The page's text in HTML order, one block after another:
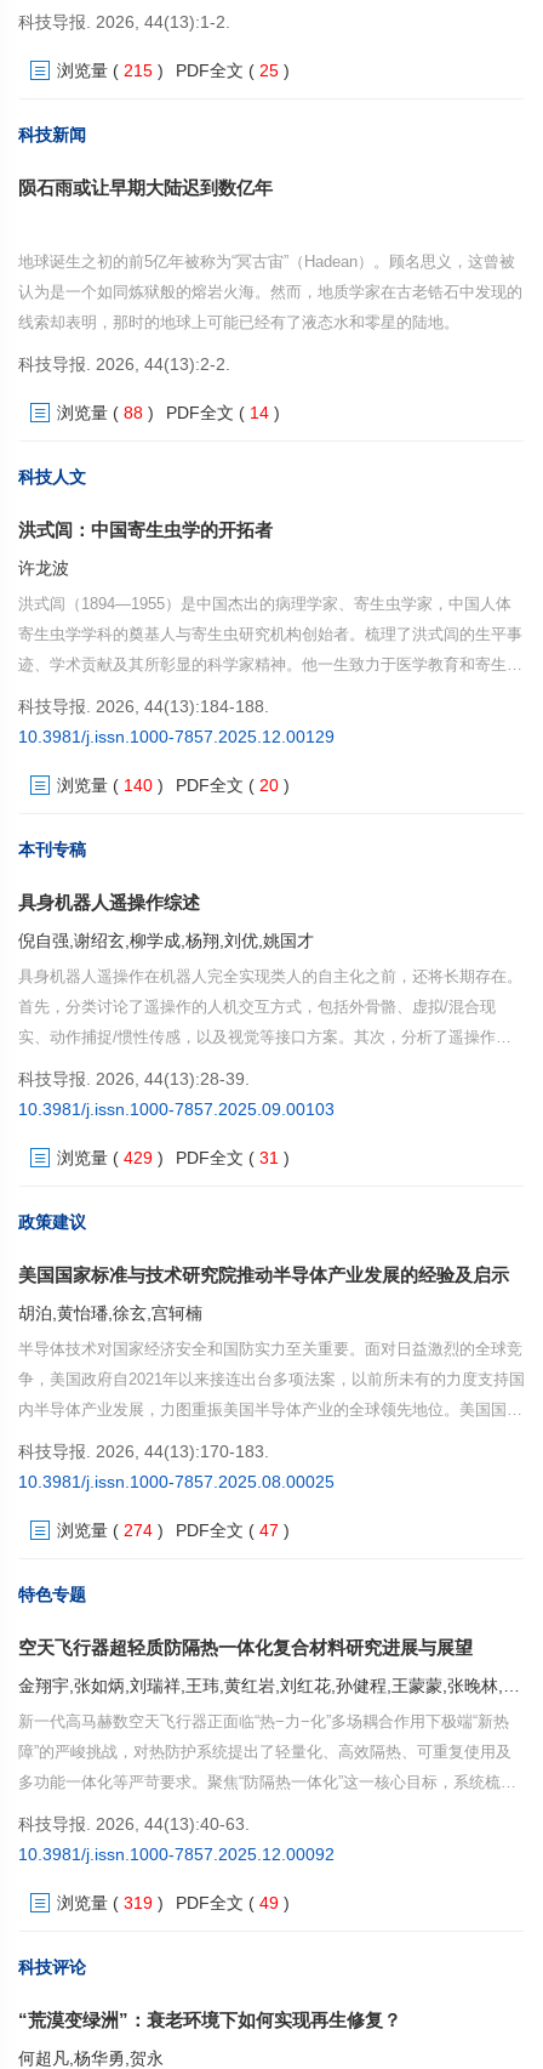
生产力。
科技导报. 2026, 44(13):1-2.
浏览量 ( 215 ) PDF全文 ( 25 )
科技新闻
陨石雨或让早期大陆迟到数亿年
地球诞生之初的前5亿年被称为“冥古宙”（Hadean）。顾名思义，这曾被
认为是一个如同炼狱般的熔岩火海。然而，地质学家在古老锆石中发现的
线索却表明，那时的地球上可能已经有了液态水和零星的陆地。
科技导报. 2026, 44(13):2-2.
浏览量 ( 88 ) PDF全文 ( 14 )
科技人文
洪式闾：中国寄生虫学的开拓者
许龙波
洪式闾（1894—1955）是中国杰出的病理学家、寄生虫学家，中国人体
寄生虫学学科的奠基人与寄生虫研究机构创始者。梳理了洪式闾的生平事
迹、学术贡献及其所彰显的科学家精神。他一生致力于医学教育和寄生虫
学的科研事业，在寄生虫的检查、寄生虫病的调研与防治、寄生虫病研究
作者胸怀家国、甘于奉献、攻坚克难的崇高精神风范。
科技导报. 2026, 44(13):184-188.
10.3981/j.issn.1000-7857.2025.12.00129
浏览量 ( 140 ) PDF全文 ( 20 )
本刊专稿
具身机器人遥操作综述
倪自强,谢绍玄,柳学成,杨翔,刘优,姚国才
具身机器人遥操作在机器人完全实现类人的自主化之前，还将长期存在。
首先，分类讨论了遥操作的人机交互方式，包括外骨骼、虚拟/混合现
实、动作捕捉/惯性传感，以及视觉等接口方案。其次，分析了遥操作控
制模式的演变路径，涵盖直接控制、共享控制、基于模仿学习的控制及生
探讨视觉、力觉、触觉等多模态反馈在提升沉浸体验中的作用。进一步，
据资源在推动研究中的重要意义。最后，总结了当前面临的挑战与未来发
建立等。
科技导报. 2026, 44(13):28-39.
10.3981/j.issn.1000-7857.2025.09.00103
浏览量 ( 429 ) PDF全文 ( 31 )
政策建议
美国国家标准与技术研究院推动半导体产业发展的经验及启示
胡泊,黄怡璠,徐玄,宫轲楠
半导体技术对国家经济安全和国防实力至关重要。面对日益激烈的全球竞
争，美国政府自2021年以来接连出台多项法案，以前所未有的力度支持国
内半导体产业发展，力图重振美国半导体产业的全球领先地位。美国国家
标准与技术研究院（National Institute of Standards and Technology，
2022）的主要执行机构，在法案实施过程中发挥了关键作用。通过分析
统梳理了NIST从国家计量基准和标准物质提供者向半导体产业复兴核心
术优势和产业链整合能力，通过系统性规划和协调资金、项目、平台、人
才等关键创新要素，成功构建了涵盖区域创新生态建设、转化路径拓展及
高水平人才培养的全链条半导体产业支持体系。通过对比分析美国政府对
NIST支持模式的创新实践，揭示了国家计量院在现代产业创新体系中的
枢纽作用，为中国相关领域发展提供了重要启示。
科技导报. 2026, 44(13):170-183.
10.3981/j.issn.1000-7857.2025.08.00025
浏览量 ( 274 ) PDF全文 ( 47 )
特色专题
空天飞行器超轻质防隔热一体化复合材料研究进展与展望
金翔宇,张如炳,刘瑞祥,王玮,黄红岩,刘红花,孙健程,王蒙蒙,张晚林,李文静,洪长青,张幸红,韩杰才
新一代高马赫数空天飞行器正面临“热−力−化”多场耦合作用下极端“新热
障”的严峻挑战，对热防护系统提出了轻量化、高效隔热、可重复使用及
多功能一体化等严苛要求。聚焦“防隔热一体化”这一核心目标，系统梳理
材料技术从被动承载向主动管理、从单一功能向协同防护的演进逻辑。以
开深入分析，不仅总结了相关领域的最新研究进展，更揭示了其正经历
最后，提出未来重点突破方向包括多尺度协同设计、可重复使用机理深
的体系化创新与跨越式发展提供系统的理论支撑与清晰的技术路径。
科技导报. 2026, 44(13):40-63.
10.3981/j.issn.1000-7857.2025.12.00092
浏览量 ( 319 ) PDF全文 ( 49 )
科技评论
“荒漠变绿洲”：衰老环境下如何实现再生修复？
何超凡,杨华勇,贺永